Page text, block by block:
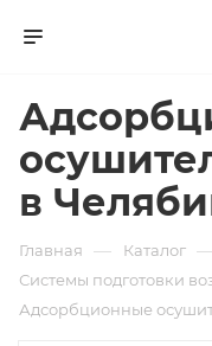
в
Главная — Каталог
Системы подготовки
Адсорбционные